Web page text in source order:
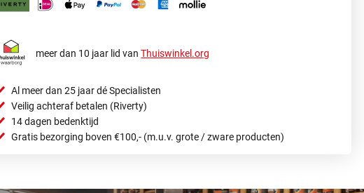
meer dan 10 jaar lid vanThuiswinkel.org
Al meer dan 25 jaar dé Specialisten
Veilig achteraf betalen (Riverty)
14 dagen bedenktijd
Gratis bezorging boven €100,- (m.u.v. grote / zware producten)